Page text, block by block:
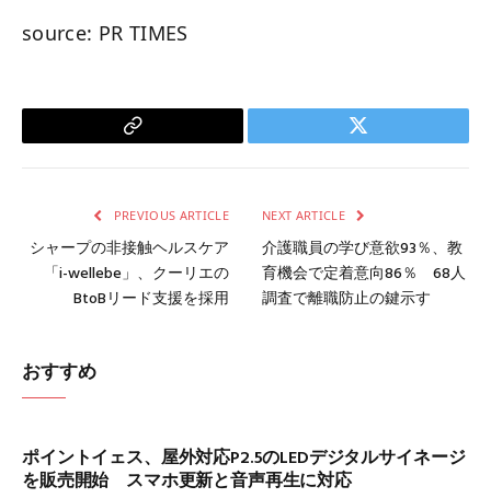
source: PR TIMES
Copy
Twitter
PREVIOUS ARTICLE
シャープの非接触ヘルスケア
「i-wellebe」、クーリエの
BtoBリード支援を採用
NEXT ARTICLE
介護職員の学び意欲93％、教
育機会で定着意向86％ 68人
調査で離職防止の鍵示す
おすすめ
ポイントイェス、屋外対応P2.5のLEDデジタルサイネージ
を販売開始 スマホ更新と音声再生に対応